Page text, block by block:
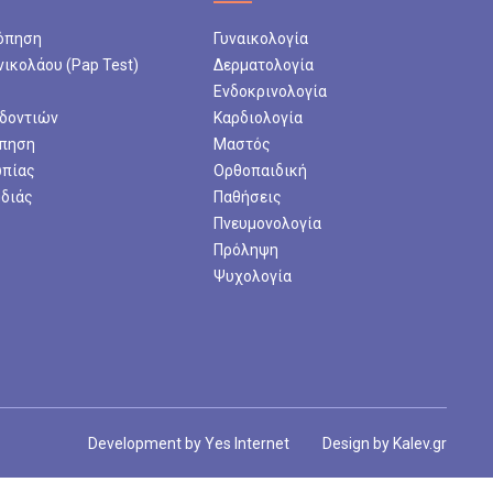
(Pap Test)
Γυναικολογία
Δερματολογία
Ενδοκρινολογία
Καρδιολογία
Μαστός
Ορθοπαιδική
Παθήσεις
Πνευμονολογία
Πρόληψη
Ψυχολογία
Development byYes Internet Design by Kalev.gr